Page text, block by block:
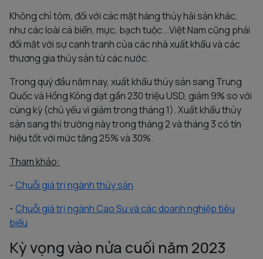
Không chỉ tôm, đối với các mặt hàng thủy hải sản khác,
như các loài cá biển, mực, bạch tuộc...Việt Nam cũng phải
đối mặt với sự cạnh tranh của các nhà xuất khẩu và các
thương gia thủy sản từ các nước.
Trong quý đầu năm nay, xuất khẩu thủy sản sang Trung
Quốc và Hồng Kông đạt gần 230 triệu USD, giảm 9% so với
cùng kỳ (chủ yếu vì giảm trong tháng 1). Xuất khẩu thủy
sản sang thị trường này trong tháng 2 và tháng 3 có tín
hiệu tốt với mức tăng 25% và 30%.
Tham khảo:
- Chuỗi giá trị ngành thủy sản
- Chuỗi giá trị ngành Cao Su và các doanh nghiệp tiêu
biểu
Kỳ vọng vào nửa cuối năm 2023